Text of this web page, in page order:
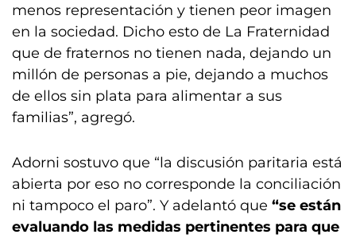
menos representación y tienen peor imagen
en la sociedad. Dicho esto de La Fraternidad
que de fraternos no tienen nada, dejando un
millón de personas a pie, dejando a muchos
de ellos sin plata para alimentar a sus
familias”, agregó.
Adorni sostuvo que “la discusión paritaria está
abierta por eso no corresponde la conciliación
ni tampoco el paro”. Y adelantó que “se están
evaluando las medidas pertinentes para que